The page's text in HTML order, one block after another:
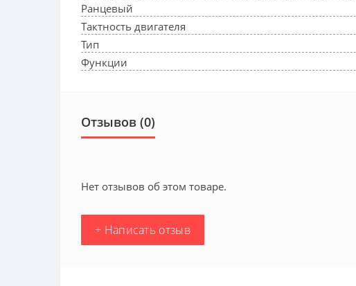
Ранцевый
Тактность двигателя
Тип
Функции
Отзывов (0)
Нет отзывов об этом товаре.
+ Написать отзыв